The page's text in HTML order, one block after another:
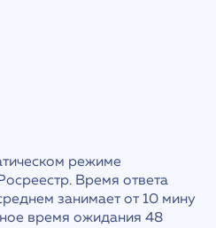
режиме
Время ответа
занимает от 10 мину
время ожидания 48